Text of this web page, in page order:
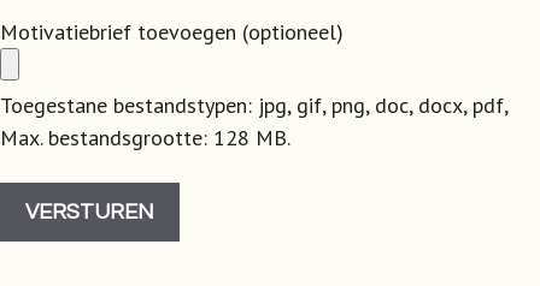
Motivatiebrief toevoegen (optioneel)
Toegestane bestandstypen: jpg, gif, png, doc, docx, pdf,
Max. bestandsgrootte: 128 MB.
VERSTUREN